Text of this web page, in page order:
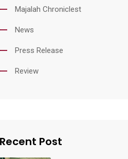
Majalah Chroniclest
News
Press Release
Review
Recent Post